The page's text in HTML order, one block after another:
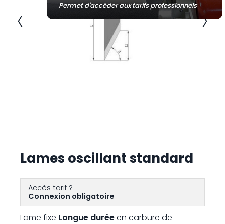
Lames oscillant standard
Accès tarif ?
Connexion obligatoire
Lame fixe Longue duréeen carbure de
Permet d'accéder aux tarifs professionnels